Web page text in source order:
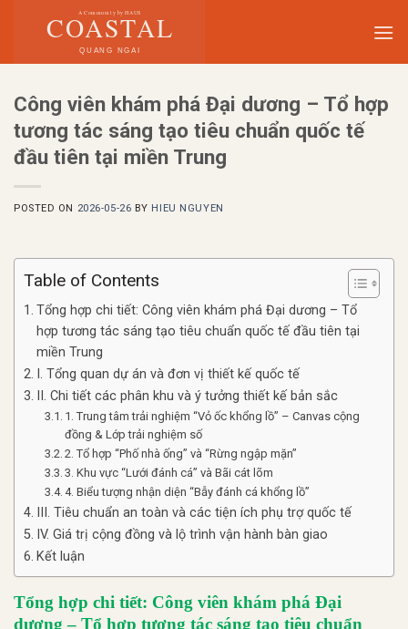
Công viên khám phá Đại dương – Tổ hợp
tương tác sáng tạo tiêu chuẩn quốc tế
đầu tiên tại miền Trung
POSTED ON 2026-05-26 BY HIEU NGUYEN
Table of Contents
Tổng hợp chi tiết: Công viên khám phá Đại dương – Tổ
hợp tương tác sáng tạo tiêu chuẩn quốc tế đầu tiên tại
miền Trung
I. Tổng quan dự án và đơn vị thiết kế quốc tế
II. Chi tiết các phân khu và ý tưởng thiết kế bản sắc
1. Trung tâm trải nghiệm “Vỏ ốc khổng lồ” – Canvas cộng
đồng & Lớp trải nghiệm số
2. Tổ hợp “Phố nhà ống” và “Rừng ngập mặn”
3. Khu vực “Lưới đánh cá” và Bãi cát lõm
4. Biểu tượng nhận diện “Bẫy đánh cá khổng lồ”
III. Tiêu chuẩn an toàn và các tiện ích phụ trợ quốc tế
IV. Giá trị cộng đồng và lộ trình vận hành bàn giao
Kết luận
Tổng hợp chi tiết: Công viên khám phá Đại
dương – Tổ hợp tương tác sáng tạo tiêu chuẩn